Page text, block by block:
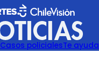
Casos policialesTe ayuda